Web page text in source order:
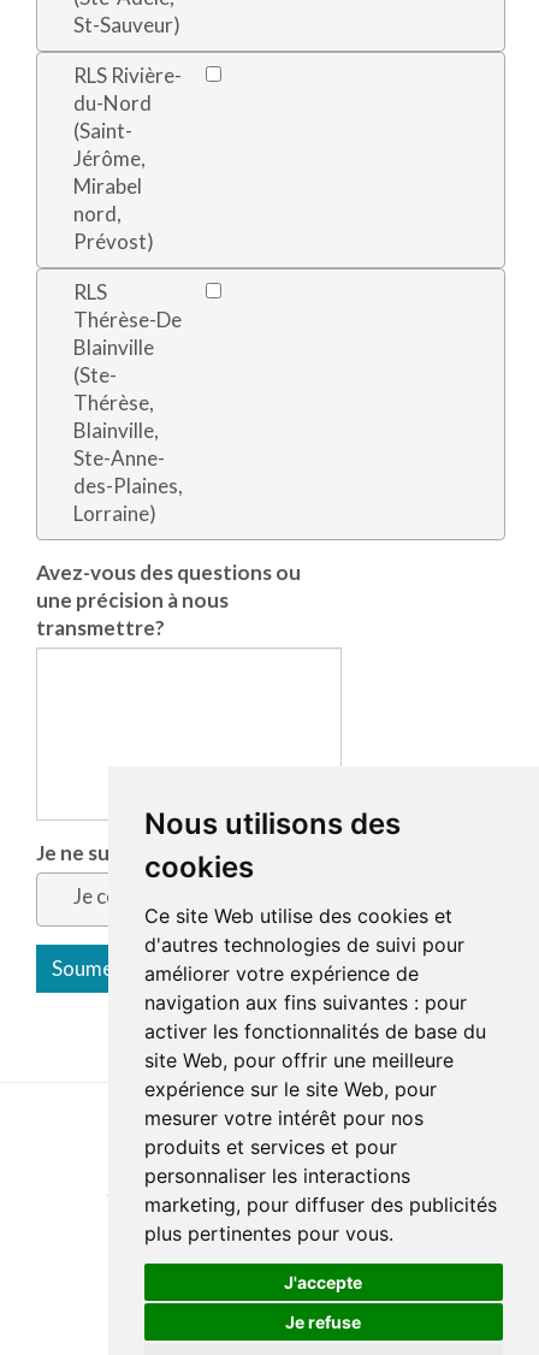
Nous utilisons des
cookies
Ce site Web utilise des cookies et
d'autres technologies de suivi pour
améliorer votre expérience de
navigation aux fins suivantes : pour
activer les fonctionnalités de base du
site Web, pour offrir une meilleure
expérience sur le site Web, pour
mesurer votre intérêt pour nos
produits et services et pour
personnaliser les interactions
marketing, pour diffuser des publicités
plus pertinentes pour vous.
J'accepte
Je refuse
St-Sauveur)
RLS Rivière-
du-Nord
(Saint-
Jérôme,
Mirabel
nord,
Prévost)
RLS
Thérèse-De
Blainville
(Ste-
Thérèse,
Blainville,
Ste-Anne-
des-Plaines,
Lorraine)
Avez-vous des questions ou
une précision à nous
transmettre?
Je ne suis pas un robot
Je confirme
Last update : 17 April 2025
Accessibility
Website development